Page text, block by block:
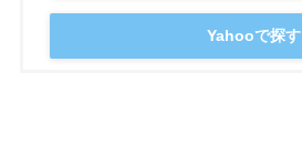
Yahooで探す